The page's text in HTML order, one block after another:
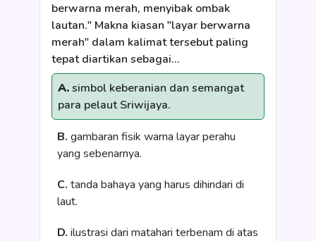
berwarna merah, menyibak ombak
lautan." Makna kiasan "layar berwarna
merah" dalam kalimat tersebut paling
tepat diartikan sebagai...
A.simbol keberanian dan semangat
para pelaut Sriwijaya.
B. gambaran fisik warna layar perahu
yang sebenarnya.
C. tanda bahaya yang harus dihindari di
laut.
D. ilustrasi dari matahari terbenam di atas